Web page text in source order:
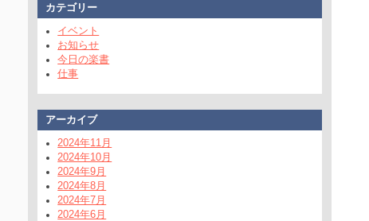
カテゴリー
イベント
お知らせ
今日の楽書
仕事
アーカイブ
2024年11月
2024年10月
2024年9月
2024年8月
2024年7月
2024年6月